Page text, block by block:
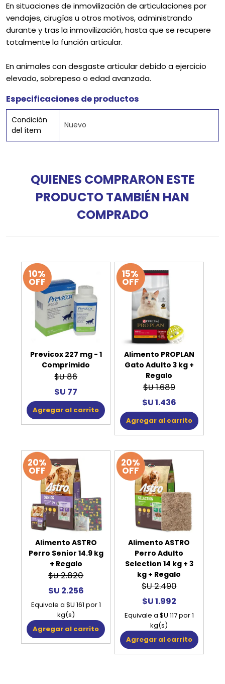
En situaciones de inmovilización de articulaciones por
vendajes, cirugías u otros motivos, administrando
durante y tras la inmovilización, hasta que se recupere
totalmente la función articular.
En animales con desgaste articular debido a ejercicio
elevado, sobrepeso o edad avanzada.
Especificaciones de productos
Condición
del ítem
Nuevo
QUIENES COMPRARON ESTE
PRODUCTO TAMBIÉN HAN
COMPRADO
10%
OFF
Previcox 227 mg - 1
Comprimido
$U 86
$U 77
Agregar al carrito
15%
OFF
Alimento PROPLAN
Gato Adulto 3 kg +
Regalo
$U 1.689
$U 1.436
Agregar al carrito
20%
OFF
Alimento ASTRO
Perro Senior 14.9 kg
+ Regalo
$U 2.820
$U 2.256
Equivale a $U 161 por 1
kg(s)
Agregar al carrito
20%
OFF
Alimento ASTRO
Perro Adulto
Selection 14 kg + 3
kg + Regalo
$U 2.490
$U 1.992
Equivale a $U 117 por 1
kg(s)
Agregar al carrito